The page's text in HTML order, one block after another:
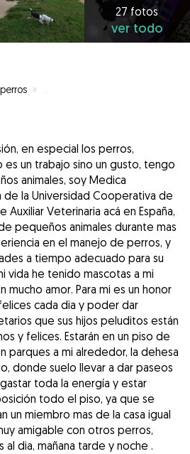
27 fotos
ver todo
»
en especial los perros,
es un trabajo sino un gusto, tengo
animales, soy Medica
la Universidad Cooperativa de
Veterinaria acá en España,
pequeños animales durante mas
en el manejo de perros, y
a tiempo adecuado para su
vida he tenido mascotas a mi
amor. Para mi es un honor
cada dia y poder dar
que sus hijos peluditos están
y felices. Estarán en un piso de
parques a mi alrededor, la dehesa
donde suelo llevar a dar paseos
toda la energía y estar
todo el piso, ya que se
un miembro mas de la casa igual
amigable con otros perros,
al dia, mañana tarde y noche .